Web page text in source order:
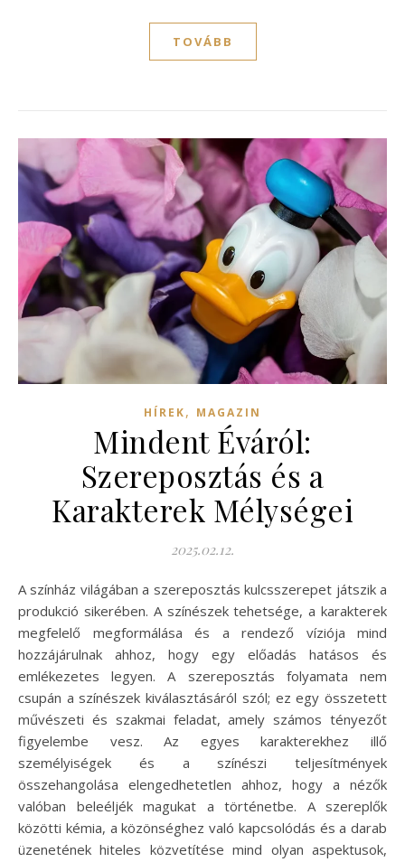
TOVÁBB
HÍREK, MAGAZIN
Mindent Éváról:
Szereposztás és a
Karakterek Mélységei
2025.02.12.
A színház világában a szereposztás kulcsszerepet játszik a
produkció sikerében. A színészek tehetsége, a karakterek
megfelelő megformálása és a rendező víziója mind
hozzájárulnak ahhoz, hogy egy előadás hatásos és
emlékezetes legyen. A szereposztás folyamata nem
csupán a színészek kiválasztásáról szól; ez egy összetett
művészeti és szakmai feladat, amely számos tényezőt
figyelembe vesz. Az egyes karakterekhez illő
személyiségek és a színészi teljesítmények
összehangolása elengedhetetlen ahhoz, hogy a nézők
valóban beleéljék magukat a történetbe. A szereplők
közötti kémia, a közönséghez való kapcsolódás és a darab
üzenetének hiteles közvetítése mind olyan aspektusok,